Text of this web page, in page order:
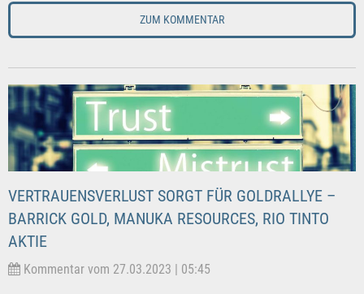
ZUM KOMMENTAR
VERTRAUENSVERLUST SORGT FÜR GOLDRALLYE –
BARRICK GOLD, MANUKA RESOURCES, RIO TINTO
AKTIE
Kommentar vom 27.03.2023 | 05:45